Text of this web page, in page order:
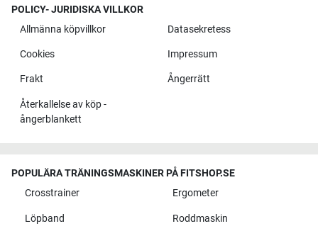
POLICY- JURIDISKA VILLKOR
Allmänna köpvillkor
Datasekretess
Cookies Impressum
Frakt Ångerrätt
Återkallelse av köp -
ångerblankett
POPULÄRA TRÄNINGSMASKINER PÅ FITSHOP.SE
Crosstrainer
Ergometer
Löpband Roddmaskin